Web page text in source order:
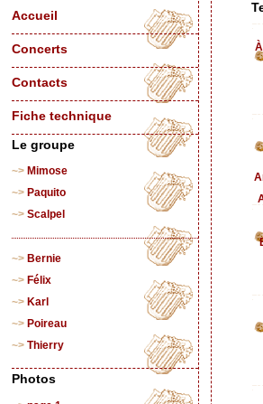
Accueil
Concerts
Contacts
Fiche technique
Le groupe
Mimose
Paquito
Scalpel
Bernie
Félix
Karl
Poireau
Thierry
Photos